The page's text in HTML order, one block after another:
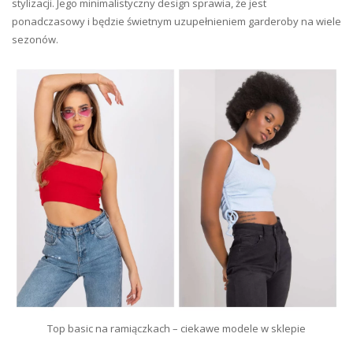
stylizacji. Jego minimalistyczny design sprawia, że jest
ponadczasowy i będzie świetnym uzupełnieniem garderoby na wiele
sezonów.
Top basic na ramiączkach – ciekawe modele w sklepie